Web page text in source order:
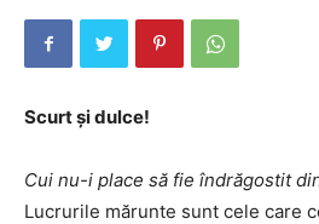
Scurt și dulce!
Cui nu-i place să fie îndrăgostit
Lucrurile mărunte sunt cele care